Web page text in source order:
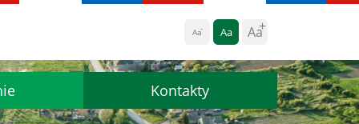
Aa Aa Aa
Kontakty